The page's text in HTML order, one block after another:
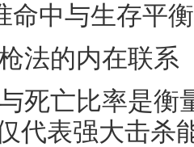
命中与生存平
法的内在联系
死亡比率是衡
代表强大击杀